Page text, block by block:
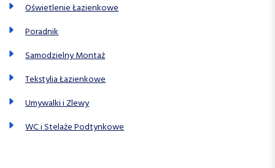
Oświetlenie Łazienkowe
Poradnik
Samodzielny Montaż
Tekstylia Łazienkowe
Umywalki i Zlewy
WC i Stelaże Podtynkowe